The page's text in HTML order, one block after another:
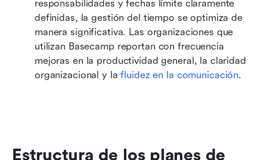
responsabilidades y fechas límite claramente
definidas, la gestión del tiempo se optimiza de
manera significativa. Las organizaciones que
utilizan Basecamp reportan con frecuencia
mejoras en la productividad general, la claridad
organizacional y la fluidez en la comunicación.
Estructura de los planes de